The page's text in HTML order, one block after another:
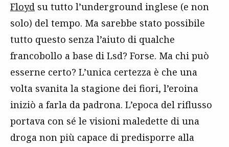
Floyd su tutto l’underground inglese (e non
solo) del tempo. Ma sarebbe stato possibile
tutto questo senza l’aiuto di qualche
francobollo a base di Lsd? Forse. Ma chi può
esserne certo? L’unica certezza è che una
volta svanita la stagione dei fiori, l’eroina
iniziò a farla da padrona. L’epoca del riflusso
portava con sé le visioni maledette di una
droga non più capace di predisporre alla